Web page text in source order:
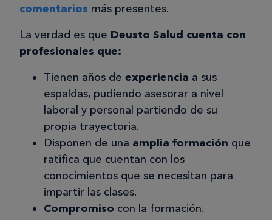
CB
20/04/2025
alimentación i nutrición pediátrica
De este curso destaco la facilidad a la
hora de acceder al contenido y poder-
se hacer 100% online. Pienso que a
nivel de mejora este curso está poco
comentarios más presentes.
La verdad es que Deusto Salud cuenta con
profesionales que:
Tienen años de experiencia a sus
espaldas, pudiendo asesorar a nivel
laboral y personal partiendo de su
propia trayectoria.
Disponen de una amplia formación que
ratifica que cuentan con los
conocimientos que se necesitan para
impartir las clases.
Compromiso con la formación.